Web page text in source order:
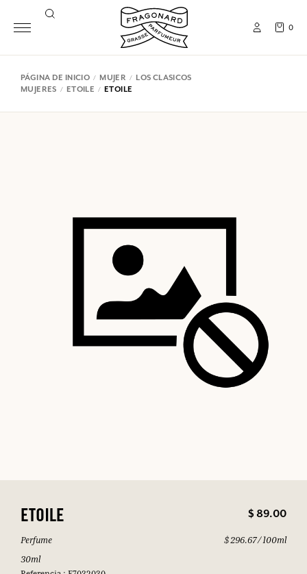
0
PÁGINA DE INICIO MUJER
LOS CLASICOS
MUJERES
ETOILE ETOILE
ETOILE $ 89.00
Perfume
30ml
$ 296.67 / 100ml